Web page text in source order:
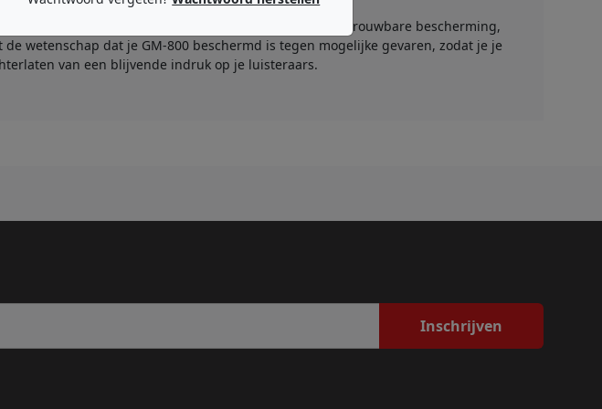
cover. Met aandacht voor detail biedt deze hoes betrouwbare bescherming,
wetenschap dat je GM-800 beschermd is tegen mogelijke gevaren, zodat je je
van een blijvende indruk op je luisteraars.
Inschrijven